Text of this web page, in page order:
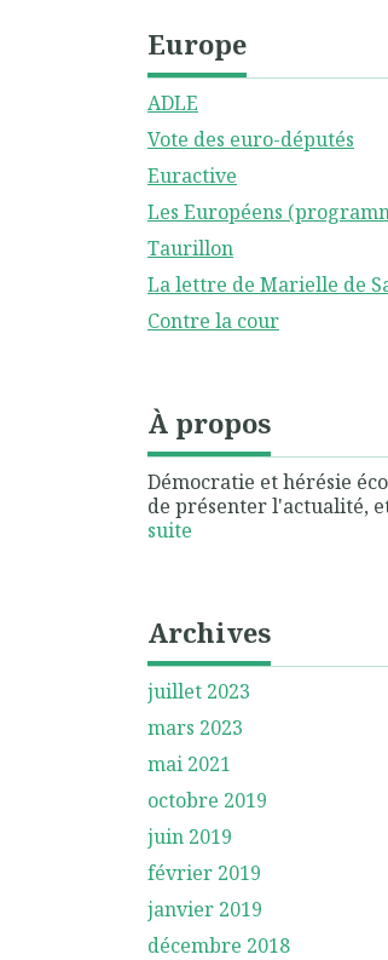
Europe
ADLE
Vote des euro-députés
Euractive
Les Européens
Taurillon
La lettre de Marielle de
Contre la cour
À propos
Démocratie et hérésie
de présenter l'actualité,
suite
Archives
juillet 2023
mars 2023
mai 2021
octobre 2019
juin 2019
février 2019
janvier 2019
décembre 2018